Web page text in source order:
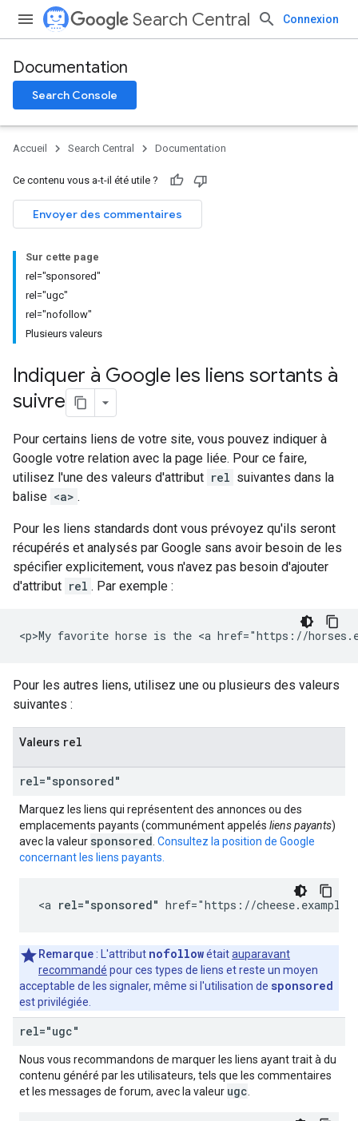
Search Central Connexion
Documentation
Search Console
Accueil Search Central Documentation
Ce contenu vous a-t-il été utile ?
Envoyer des commentaires
Sur cette page
rel="sponsored"
rel="ugc"
rel="nofollow"
Plusieurs valeurs
Indiquer à Google les liens sortants à
suivre
Pour certains liens de votre site, vous pouvez indiquer à
Google votre relation avec la page liée. Pour ce faire,
utilisez l'une des valeurs d'attribut rel suivantes dans la
balise <a> .
Pour les liens standards dont vous prévoyez qu'ils seront
récupérés et analysés par Google sans avoir besoin de les
spécifier explicitement, vous n'avez pas besoin d'ajouter
d'attribut rel . Par exemple :
<p>My favorite horse is the <a href="https://
Pour les autres liens, utilisez une ou plusieurs des valeurs
suivantes :
Valeurs rel
rel="sponsored"
Marquez les liens qui représentent des annonces ou des
emplacements payants (communément appelés liens payants)
avec la valeur sponsored Consultez la position de Google
concernant les liens payants.
<a rel="sponsored" href="https://
Remarque : L'attribut nofollowétaitauparavant
recommandé pour ces types de liens et reste un moyen
acceptable de les signaler, même si l'utilisation de sponsored
est privilégiée.
rel="ugc"
Nous vous recommandons de marquer les liens ayant trait à du
contenu généré par les utilisateurs, tels que les commentaires
et les messages de forum, avec la valeur ugc